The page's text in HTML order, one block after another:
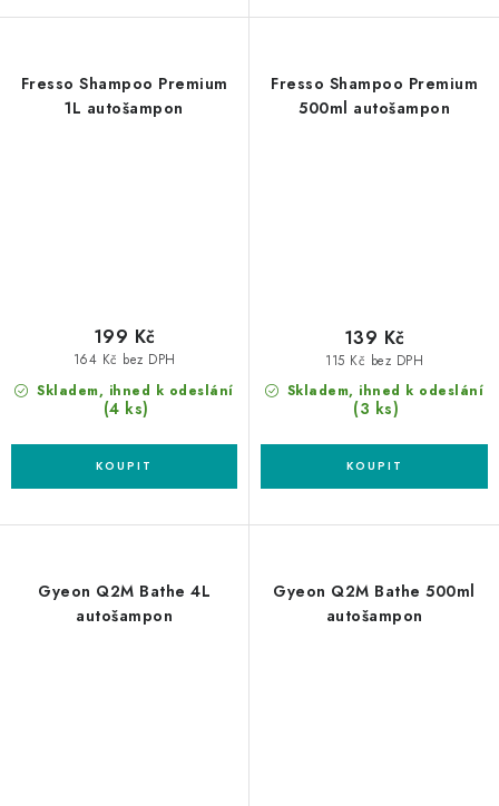
Fresso Shampoo Premium
1L autošampon
Skladem, ihned k odeslání
(4 ks)
164 Kč bez DPH
199 Kč
Fresso Shampoo Premium
500ml autošampon
Skladem, ihned k odeslání
(3 ks)
115 Kč bez DPH
139 Kč
Gyeon Q2M Bathe 4L
autošampon
Gyeon Q2M Bathe 500ml
autošampon